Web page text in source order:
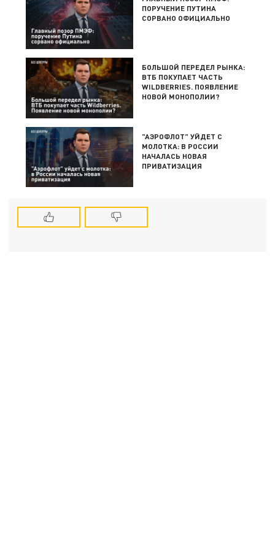
ПОРУЧЕНИЕ ПУТИНА
СОРВАНО ОФИЦИАЛЬНО
БОЛЬШОЙ ПЕРЕДЕЛ РЫНКА:
ВТБ ПОКУПАЕТ ЧАСТЬ
WILDBERRIES. ПОЯВЛЕНИЕ
НОВОЙ МОНОПОЛИИ?
"АЭРОФЛОТ" УЙДЕТ С
МОЛОТКА: В РОССИИ
НАЧАЛАСЬ НОВАЯ
ПРИВАТИЗАЦИЯ